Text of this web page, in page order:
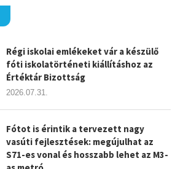
Régi iskolai emlékeket vár a készülő
fóti iskolatörténeti kiállításhoz az
Értéktár Bizottság
2026.07.31.
Fótot is érintik a tervezett nagy
vasúti fejlesztések: megújulhat az
S71-es vonal és hosszabb lehet az M3-